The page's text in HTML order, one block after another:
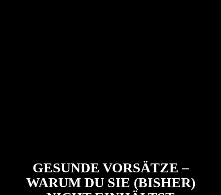
GESUNDE VORSÄTZE –
WARUM DU SIE (BISHER)